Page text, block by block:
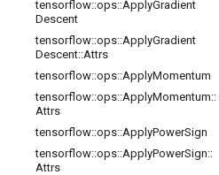
tensorflow::ops::ApplyGradient
Descent
tensorflow::ops::ApplyGradient
Descent::Attrs
tensorflow::ops::ApplyMomentum
tensorflow::ops::ApplyMomentum::
Attrs
tensorflow::ops::ApplyPowerSign
tensorflow::ops::ApplyPowerSign::
Attrs